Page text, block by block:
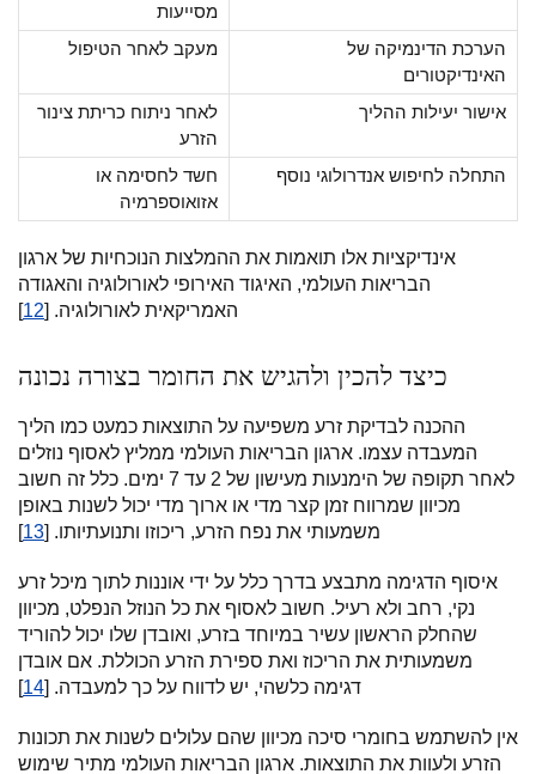
מסייעות
מעקב לאחר הטיפול
הערכת הדינמיקה של
האינדיקטורים
לאחר ניתוח כריתת צינור
הזרע
אישור יעילות ההליך
חשד לחסימה או
אזואוספרמיה
התחלה לחיפוש אנדרולוגי נוסף
אינדיקציות אלו תואמות את ההמלצות הנוכחיות של ארגון
הבריאות העולמי, האיגוד האירופי לאורולוגיה והאגודה
האמריקאית לאורולוגיה. [12
]
כיצד להכין ולהגיש את החומר בצורה נכונה
ההכנה לבדיקת זרע משפיעה על התוצאות כמעט כמו הליך
המעבדה עצמו. ארגון הבריאות העולמי ממליץ לאסוף נוזלים
לאחר תקופה של הימנעות מעישון של 2 עד 7 ימים. כלל זה חשוב
מכיוון שמרווח זמן קצר מדי או ארוך מדי יכול לשנות באופן
משמעותי את נפח הזרע, ריכוזו ותנועתיותו. [13
]
איסוף הדגימה מתבצע בדרך כלל על ידי אוננות לתוך מיכל זרע
נקי, רחב ולא רעיל. חשוב לאסוף את כל הנוזל הנפלט, מכיוון
שהחלק הראשון עשיר במיוחד בזרע, ואובדן שלו יכול להוריד
משמעותית את הריכוז ואת ספירת הזרע הכוללת. אם אובדן
דגימה כלשהי, יש לדווח על כך למעבדה. [14
]
אין להשתמש בחומרי סיכה מכיוון שהם עלולים לשנות את תכונות
הזרע ולעוות את התוצאות. ארגון הבריאות העולמי מתיר שימוש